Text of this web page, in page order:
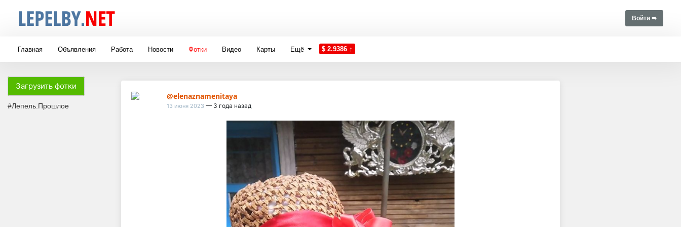
Войти ➠
Главная Объявления Работа Новости Фотки Видео Карты Ещё $ 2.9386 ↑
Загрузить фотки
#Лепель.Прошлое
@elenaznamenitaya
13 июня 2023 — 3 года назад